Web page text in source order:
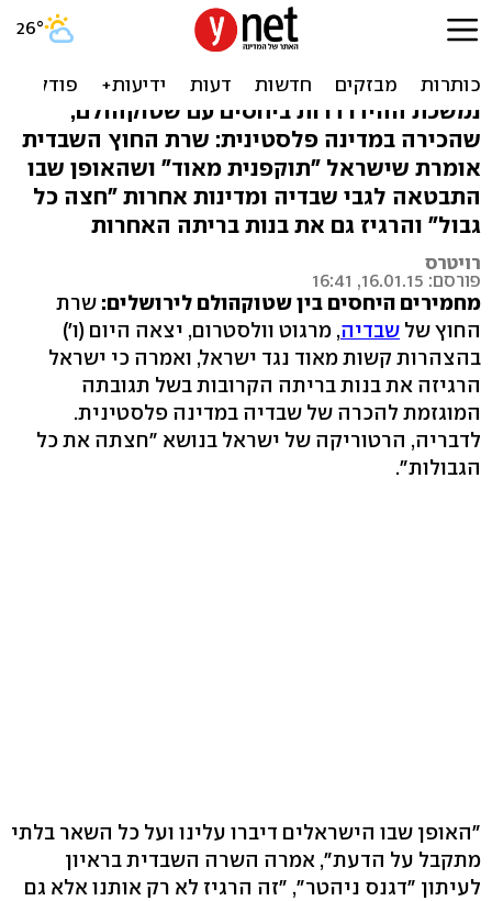
שבדיה משתלחת בישראל:
"עברה כל גבול"
נמשכת ההידרדרות ביחסים עם שטוקהולם,
שהכירה במדינה פלסטינית: שרת החוץ השבדית
אומרת שישראל "תוקפנית מאוד" ושהאופן שבו
התבטאה לגבי שבדיה ומדינות אחרות "חצה כל
גבול" והרגיז גם את בנות בריתה האחרות
רויטרס
פורסם: 16.01.15, 16:41
מחמירים היחסים בין שטוקהולם לירושלים: שרת
החוץ של שבדיה, מרגוט וולסטרום, יצאה היום (ו')
בהצהרות קשות מאוד נגד ישראל, ואמרה כי ישראל
הרגיזה את בנות בריתה הקרובות בשל תגובתה
המוגזמת להכרה של שבדיה במדינה פלסטינית.
לדבריה, הרטוריקה של ישראל בנושא "חצתה את כל
הגבולות".
"האופן שבו הישראלים דיברו עלינו ועל כל השאר בלתי
מתקבל על הדעת", אמרה השרה השבדית בראיון
לעיתון "דגנס ניהטר", "זה הרגיז לא רק אותנו אלא גם